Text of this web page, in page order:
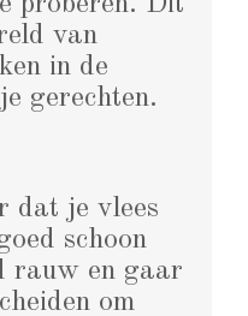
van
in de
gerechten.
dat je vlees
schoon
rauw en gaar
om